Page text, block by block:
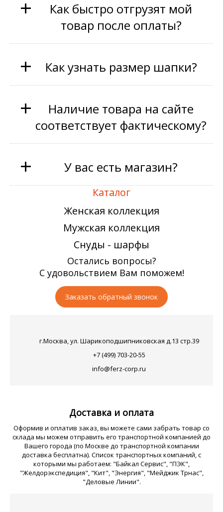
Каталог
Женская коллекция
Мужская коллекция
Снуды - шарфы
+
Как быстро отгрузят мой
товар после оплаты?
+ Как узнать размер шапки?
+
Наличие товара на сайте
соответствует фактическому?
+ У вас есть магазин?
Остались вопросы?
С удовольствием Вам поможем!
Заказать обратный звонок
г.Москва, ул. Шарикоподшипниковская д.13 стр.39
+7 (499) 703-20-55
info@ferz-corp.ru
Доставка и оплата
Оформив и оплатив заказ, вы можете сами забрать товар со
склада мы можем отправить его транспортной компанией до
Вашего города (по Москве до транспортной компании
доставка бесплатна). Список транспортных компаний, с
которыми мы работаем: "Байкал Сервис", "ПЭК",
"Желдорэкспедиция", "Кит", "Энергия", "Мейджик Трнас",
"Деловые Линии".